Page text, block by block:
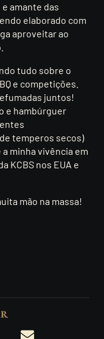
amante das
elaborado com
aproveitar ao
tudo sobre o
e competições.
juntos!
e hambúrguer
temperos secos)
minha vivência em
KCBS nos EUA e
mão na massa!